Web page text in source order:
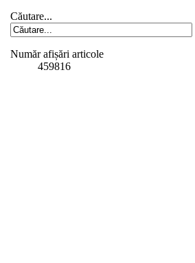
Căutare...
Număr afișări articole
459816